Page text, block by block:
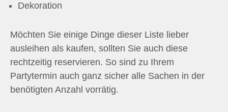
Dekoration
Möchten Sie einige Dinge dieser Liste lieber
ausleihen als kaufen, sollten Sie auch diese
rechtzeitig reservieren. So sind zu Ihrem
Partytermin auch ganz sicher alle Sachen in der
benötigten Anzahl vorrätig.